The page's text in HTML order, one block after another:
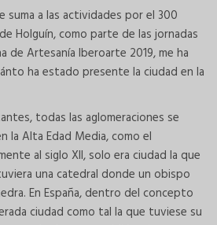
suma a las actividades por el 300
Holguín, como parte de las jornadas
de Artesanía Iberoarte 2019, me ha
ha estado presente la ciudad en la
todas las aglomeraciones se
la Alta Edad Media, como el
al siglo XII, solo era ciudad la que
una catedral donde un obispo
En España, dentro del concepto
ciudad como tal la que tuviese su